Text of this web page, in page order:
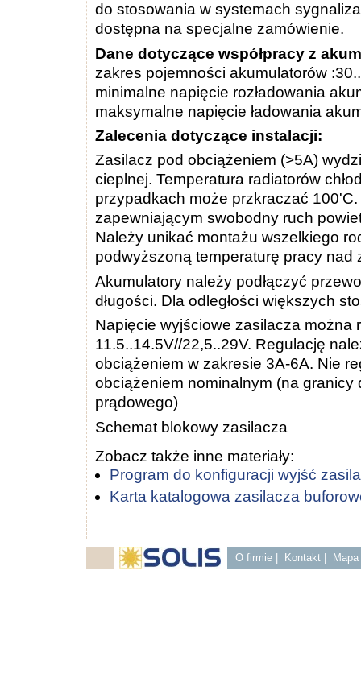
do stosowania w systemach
dostępna na specjalne zamówienie.
Dane dotyczące współpracy z
zakres pojemności akumulatorów
minimalne napięcie rozładowania
maksymalne napięcie ładowania
Zalecenia dotyczące instalacji:
Zasilacz pod obciążeniem (>5A)
cieplnej. Temperatura radiatorów
przypadkach może przkraczać
zapewniającym swobodny ruch
Należy unikać montażu wszelkiego
podwyższoną temperaturę pracy nad
Akumulatory należy podłączyć
długości. Dla odległości większych
Napięcie wyjściowe zasilacza można
11.5..14.5V//22,5..29V. Regulację
obciążeniem w zakresie 3A-6A. Nie
obciążeniem nominalnym (na granicy
prądowego)
Schemat blokowy zasilacza
Zobacz także inne materiały:
Program do konfiguracji wyjść
Karta katalogowa zasilacza
O firmie Kontakt